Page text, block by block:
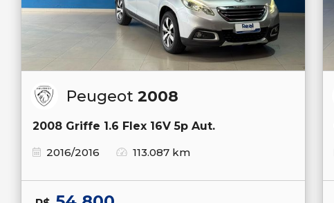
Peugeot 2008
2008 Griffe 1.6 Flex 16V 5p Aut.
2016/2016
113.087 km